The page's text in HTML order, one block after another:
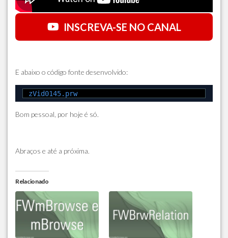
INSCREVA-SE NO CANAL
E abaixo o código fonte desenvolvido:
zVid0145.prw
Bom pessoal, por hoje é só.
Abraços e até a próxima.
Relacionado